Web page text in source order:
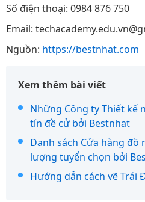
Số điện thoại: 0984 876 750
Email:
Nguồn: https://bestnhat.com
Xem thêm bài viết
Những Công ty Thiết kế
tín đề cử bởi Bestnhat
Danh sách Cửa hàng đồ
lượng tuyển chọn bởi
Hướng dẫn cách vẽ Trái